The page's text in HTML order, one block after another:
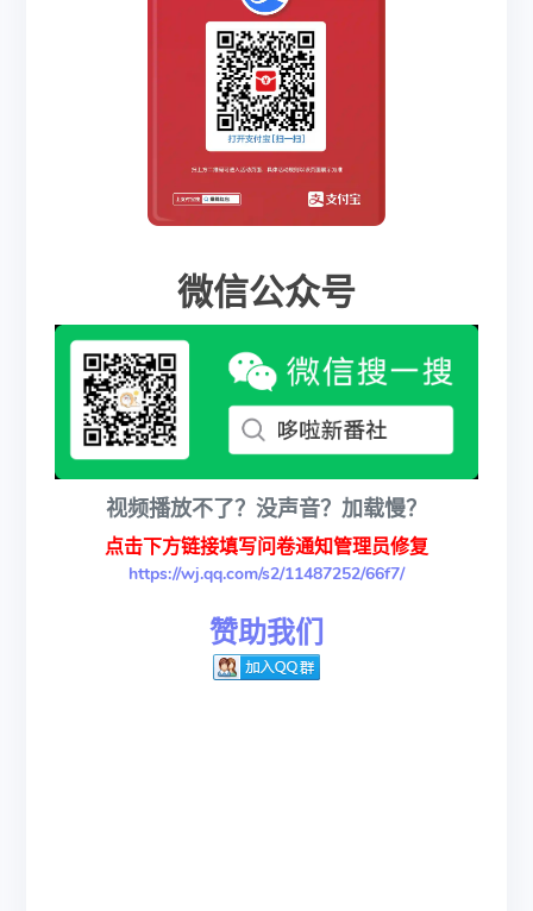
微信公众号
视频播放不了？没声音？加载慢？
点击下方链接填写问卷通知管理员修复
https://wj.qq.com/s2/11487252/66f7/
赞助我们